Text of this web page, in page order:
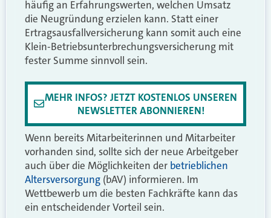
häufig an Erfahrungswerten, welchen Umsatz
die Neugründung erzielen kann. Statt einer
Ertragsausfallversicherung kann somit auch eine
Klein-Betriebsunterbrechungsversicherung mit
fester Summe sinnvoll sein.
MEHR INFOS? JETZT KOSTENLOS UNSEREN
NEWSLETTER ABONNIEREN!
Wenn bereits Mitarbeiterinnen und Mitarbeiter
vorhanden sind, sollte sich der neue Arbeitgeber
auch über die Möglichkeiten der betrieblichen
Altersversorgung (bAV) informieren. Im
Wettbewerb um die besten Fachkräfte kann das
ein entscheidender Vorteil sein.